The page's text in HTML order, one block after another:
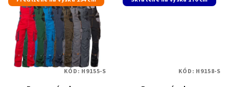
KÓD: H9155-S KÓD: H9158-S